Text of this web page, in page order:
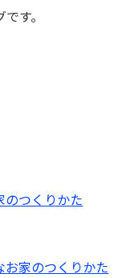
す。
のつくりかた
お家のつくりかた